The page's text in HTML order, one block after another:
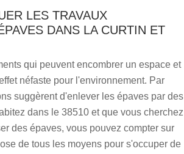
LES TRAVAUX
DANS LA CURTIN ET
qui peuvent encombrer un espace et
néfaste pour l'environnement. Par
suggèrent d'enlever les épaves par des
dans le 38510 et que vous cherchez
des épaves, vous pouvez compter sur
de tous les moyens pour s'occuper de